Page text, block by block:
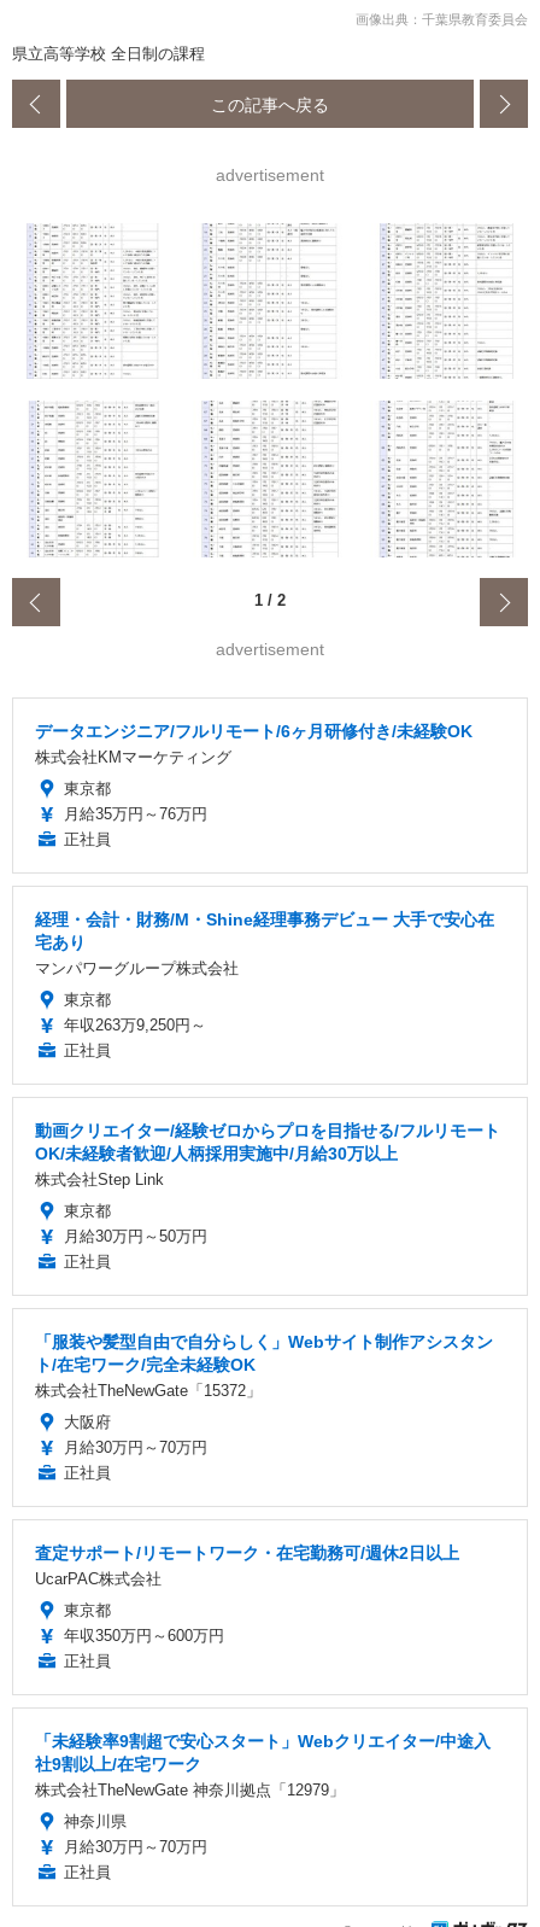
画像出典：千葉県教育委員会
県立高等学校 全日制の課程
この記事へ戻る
advertisement
1 / 2
advertisement
データエンジニア/フルリモート/6ヶ月研修付き/未経験OK
株式会社KMマーケティング
東京都
月給35万円～76万円
正社員
経理・会計・財務/M・Shine経理事務デビュー 大手で安心在
宅あり
マンパワーグループ株式会社
東京都
年収263万9,250円～
正社員
動画クリエイター/経験ゼロからプロを目指せる/フルリモート
OK/未経験者歓迎/人柄採用実施中/月給30万以上
株式会社Step Link
東京都
月給30万円～50万円
正社員
「服装や髪型自由で自分らしく」Webサイト制作アシスタン
ト/在宅ワーク/完全未経験OK
株式会社TheNewGate「15372」
大阪府
月給30万円～70万円
正社員
査定サポート/リモートワーク・在宅勤務可/週休2日以上
UcarPAC株式会社
東京都
年収350万円～600万円
正社員
「未経験率9割超で安心スタート」Webクリエイター/中途入
社9割以上/在宅ワーク
株式会社TheNewGate 神奈川拠点「12979」
神奈川県
月給30万円～70万円
正社員